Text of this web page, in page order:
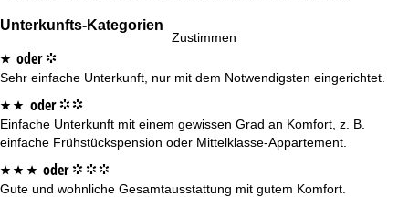
Zustimmen
i
t
Unterkunfts-Kategorien
* oder °
Sehr einfache Unterkunft, nur mit dem Notwendigsten eingerichtet.
** oder ° °
Einfache Unterkunft mit einem gewissen Grad an Komfort, z. B.
einfache Frühstückspension oder Mittelklasse-Appartement.
** * oder ° ° °
Gute und wohnliche Gesamtausstattung mit gutem Komfort.